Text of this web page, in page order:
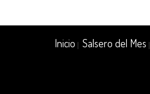
Inicio |Salsero del Mes